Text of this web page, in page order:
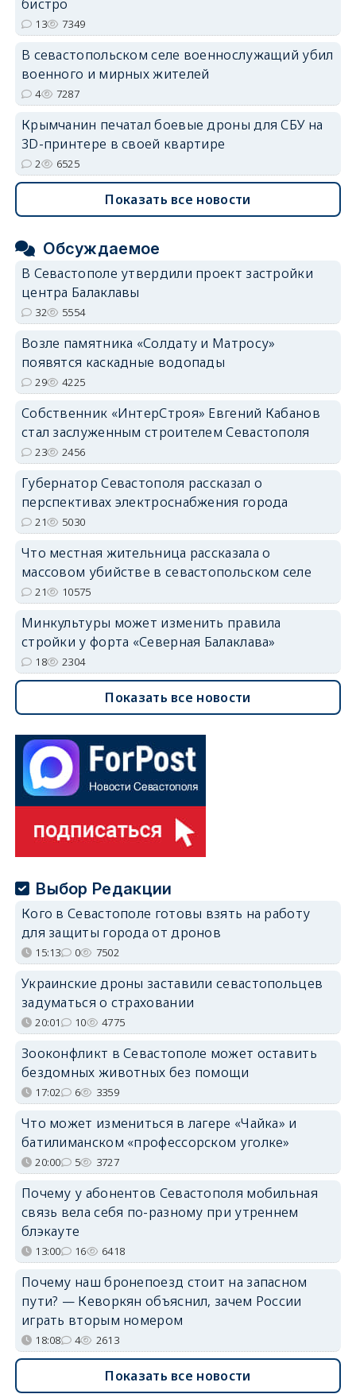
бистро
13 7349
В севастопольском селе военнослужащий убил
военного и мирных жителей
4 7287
Крымчанин печатал боевые дроны для СБУ на
3D-принтере в своей квартире
2 6525
Показать все новости
Обсуждаемое
В Севастополе утвердили проект застройки
центра Балаклавы
32 5554
Возле памятника «Солдату и Матросу»
появятся каскадные водопады
29 4225
Собственник «ИнтерСтроя» Евгений Кабанов
стал заслуженным строителем Севастополя
23 2456
Губернатор Севастополя рассказал о
перспективах электроснабжения города
21 5030
Что местная жительница рассказала о
массовом убийстве в севастопольском селе
21 10575
Минкультуры может изменить правила
стройки у форта «Северная Балаклава»
18 2304
Показать все новости
Выбор Редакции
Кого в Севастополе готовы взять на работу
для защиты города от дронов
15:13 0 7502
Украинские дроны заставили севастопольцев
задуматься о страховании
20:01 10 4775
Зооконфликт в Севастополе может оставить
бездомных животных без помощи
17:02 6 3359
Что может измениться в лагере «Чайка» и
батилиманском «профессорском уголке»
20:00 5 3727
Почему у абонентов Севастополя мобильная
связь вела себя по-разному при утреннем
блэкауте
13:00 16 6418
Почему наш бронепоезд стоит на запасном
пути? — Кеворкян объяснил, зачем России
играть вторым номером
18:08 4 2613
Показать все новости